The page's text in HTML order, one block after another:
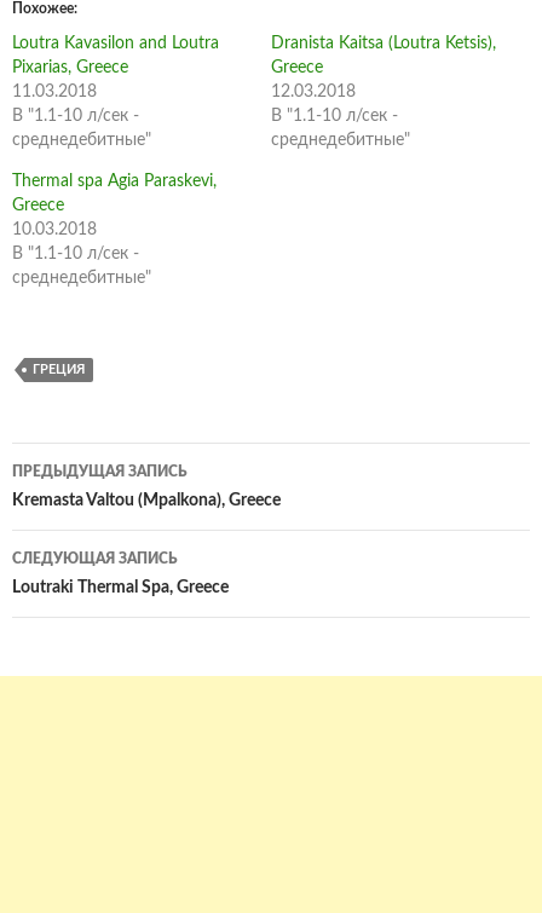
Похожее
Loutra Kavasilon and Loutra
Pixarias, Greece
11.03.2018
В "1.1-10 л/сек -
среднедебитные"
Dranista Kaitsa (Loutra Ketsis),
Greece
12.03.2018
В "1.1-10 л/сек -
среднедебитные"
Thermal spa Agia Paraskevi,
Greece
10.03.2018
В "1.1-10 л/сек -
среднедебитные"
ГРЕЦИЯ
Навигация
по
записям
ПРЕДЫДУЩАЯ ЗАПИСЬ
Kremasta Valtou (Mpalkona), Greece
СЛЕДУЮЩАЯ ЗАПИСЬ
Loutraki Thermal Spa, Greece